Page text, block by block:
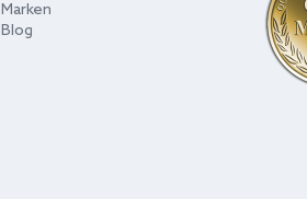
Marken
Blog